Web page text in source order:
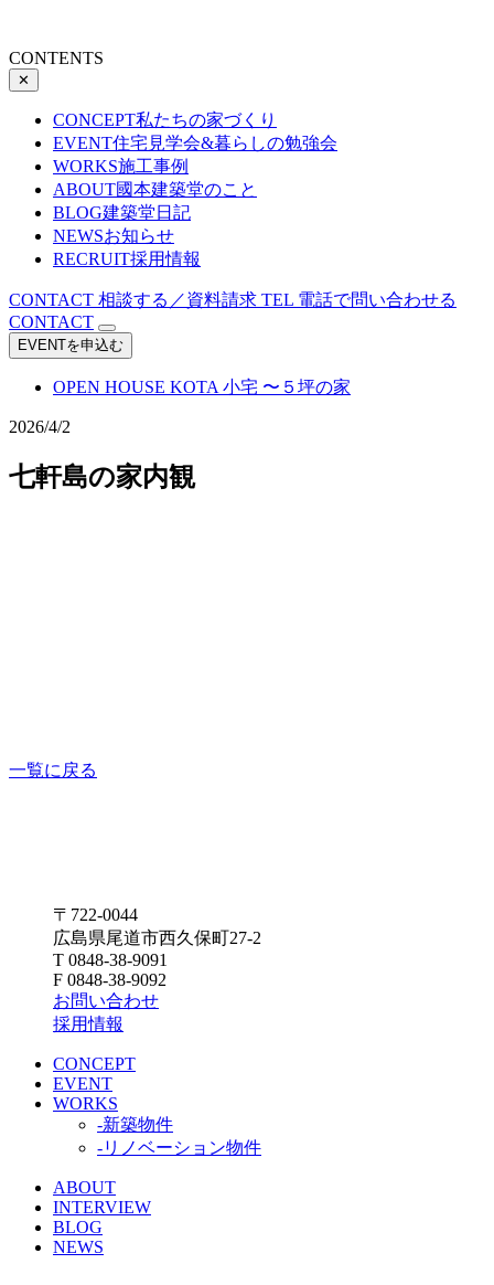
CONTENTS
✕
CONCEPT私たちの家づくり
EVENT住宅見学会&暮らしの勉強会
WORKS施工事例
ABOUT國本建築堂のこと
BLOG建築堂日記
NEWSお知らせ
RECRUIT採用情報
CONTACT 相談する／資料請求 TEL 電話で問い合わせる
CONTACT
EVENTを申込む
OPEN HOUSE KOTA 小宅 〜５坪の家
2026/4/2
七軒島の家内観
一覧に戻る
〒722-0044
広島県尾道市西久保町27-2
T 0848-38-9091
F 0848-38-9092
お問い合わせ
採用情報
CONCEPT
EVENT
WORKS
-新築物件
-リノベーション物件
ABOUT
INTERVIEW
BLOG
NEWS